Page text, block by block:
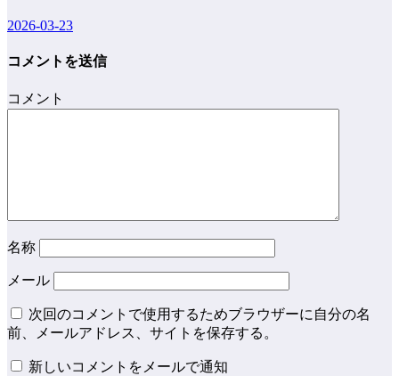
2026-03-23
コメントを送信
コメント
名称
メール
次回のコメントで使用するためブラウザーに自分の名
前、メールアドレス、サイトを保存する。
新しいコメントをメールで通知